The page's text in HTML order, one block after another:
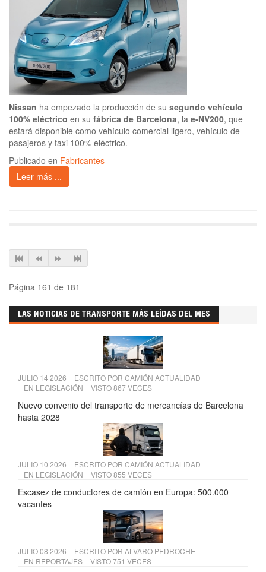
Nissan ha empezado la producción de su segundo vehículo
100% eléctrico en su fábrica de Barcelona, la e-NV200, que
estará disponible como vehículo comercial ligero, vehículo de
pasajeros y taxi 100% eléctrico.
Publicado en Fabricantes
Leer más ...
Página 161 de 181
LAS NOTICIAS DE TRANSPORTE MÁS LEÍDAS DEL MES
JULIO 14 2026 ESCRITO POR CAMIÓN ACTUALIDAD
EN LEGISLACIÓN VISTO 867 VECES
Nuevo convenio del transporte de mercancías de Barcelona
hasta 2028
JULIO 10 2026 ESCRITO POR CAMIÓN ACTUALIDAD
EN LEGISLACIÓN VISTO 855 VECES
Escasez de conductores de camión en Europa: 500.000
vacantes
JULIO 08 2026 ESCRITO POR ALVARO PEDROCHE
EN REPORTAJES VISTO 751 VECES